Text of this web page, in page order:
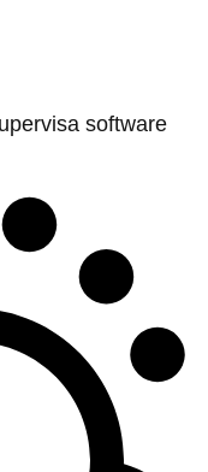
software